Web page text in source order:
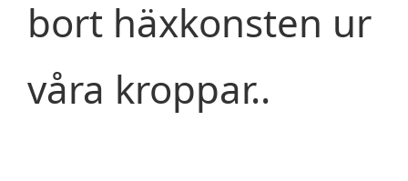
bort häxkonsten ur
våra kroppar..